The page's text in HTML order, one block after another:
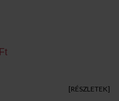
[RÉSZLETEK]